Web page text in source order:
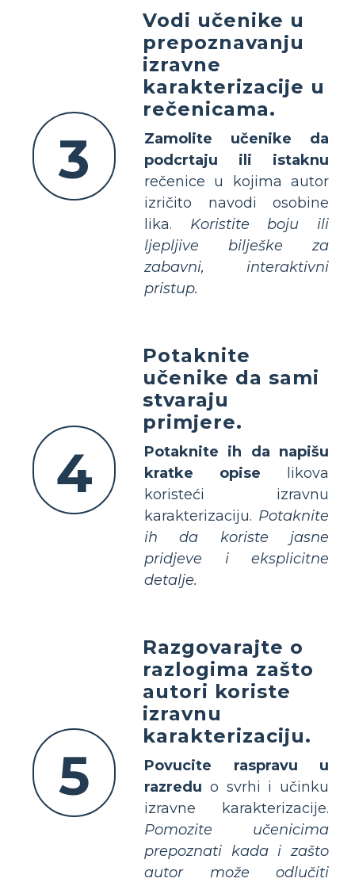
3
Vodi učenike u
prepoznavanju
izravne
karakterizacije u
rečenicama.
Zamolite učenike da
podcrtaju ili istaknu
rečenice u kojima autor
izričito navodi osobine
lika. Koristite boju ili
ljepljive bilješke za
zabavni, interaktivni
pristup.
4
Potaknite
učenike da sami
stvaraju
primjere.
Potaknite ih da napišu
kratke opise likova
koristeći izravnu
karakterizaciju. Potaknite
ih da koriste jasne
pridjeve i eksplicitne
detalje.
5
Razgovarajte o
razlogima zašto
autori koriste
izravnu
karakterizaciju.
Povucite raspravu u
razredu o svrhi i učinku
izravne karakterizacije.
Pomozite učenicima
prepoznati kada i zašto
autor može odlučiti